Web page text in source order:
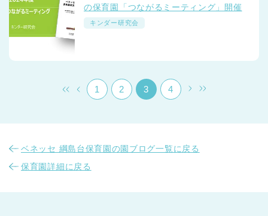
埼玉県
兵庫県 兵庫県 全域
の保育園「つながるミーティング」開催
キンダー研究会
1 2 3 4
ベネッセ 綱島台保育園の園ブログ一覧に戻る
保育園詳細に戻る